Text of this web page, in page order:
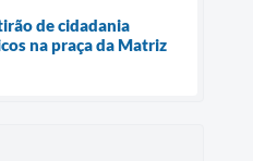
de cidadania
na praça da Matriz